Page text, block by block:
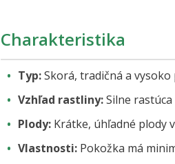
Charakteristika
Typ:Skorá, tradičná a
Vzhľad rastliny:Silne
Plody: Krátke, úhľadné plody
Vlastnosti: Pokožka má